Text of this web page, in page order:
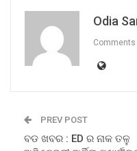
Odia
Comments
PREV POST
ବଡ ଖବର : ED ର ନାକ ତଳୁ